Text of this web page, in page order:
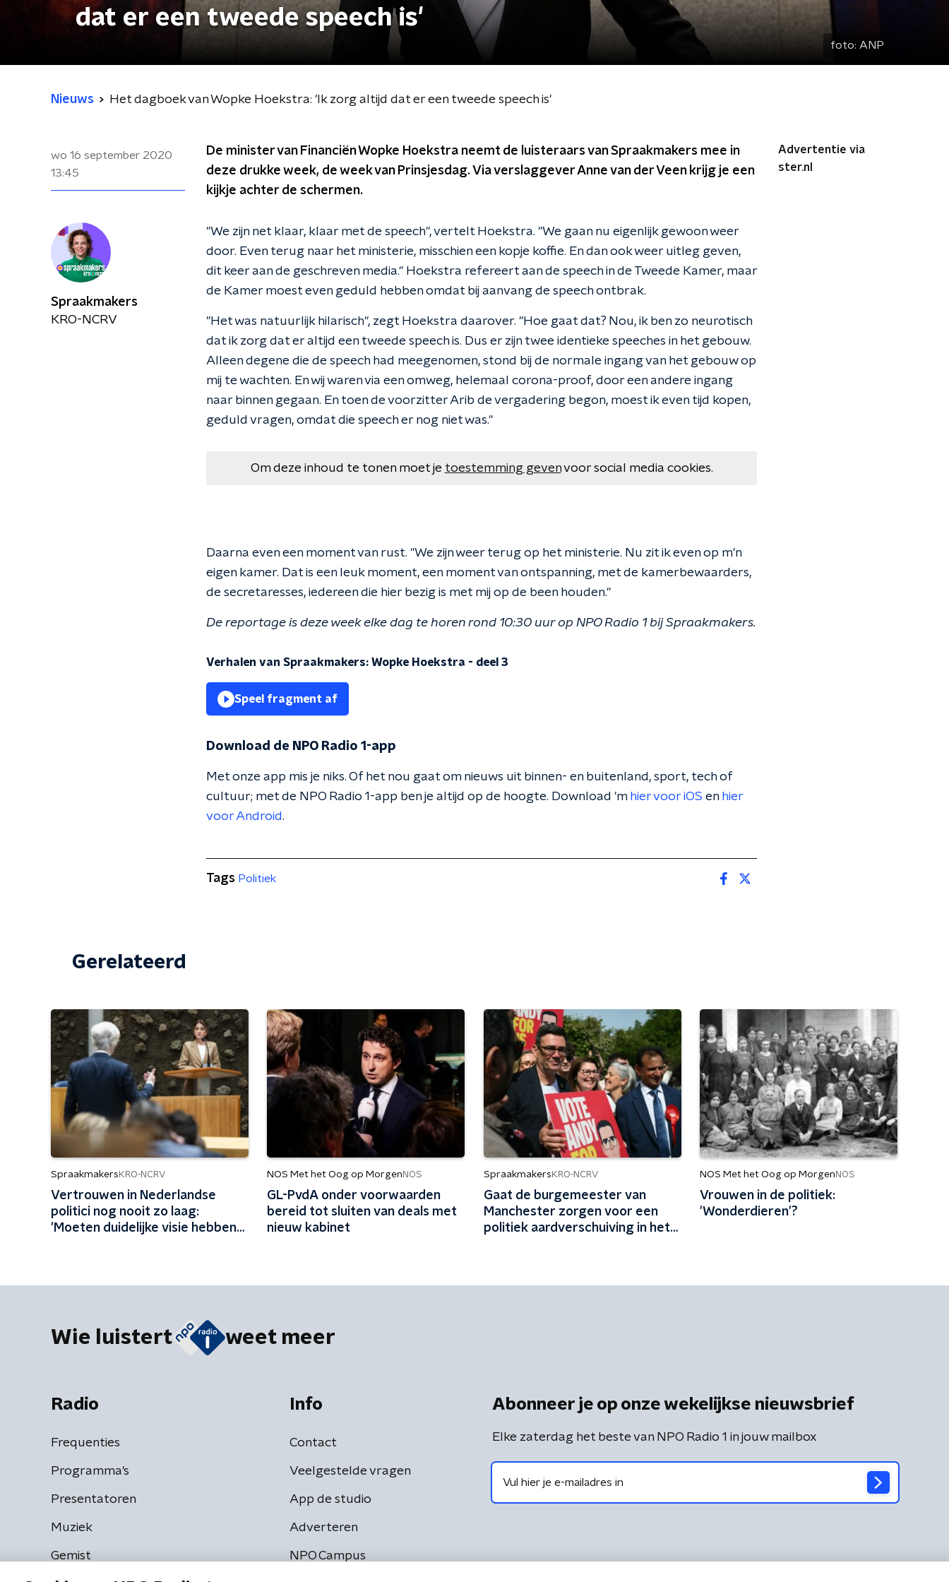
dat er een tweede speech is'
foto: ANP
Nieuws Het dagboek van Wopke Hoekstra: 'Ik zorg altijd dat er een tweede speech is'
wo 16 september 2020
13:45
De minister van Financiën Wopke Hoekstra neemt de luisteraars van Spraakmakers mee in
deze drukke week, de week van Prinsjesdag. Via verslaggever Anne van der Veen krijg je een
kijkje achter de schermen.
"We zijn net klaar, klaar met de speech", vertelt Hoekstra. "We gaan nu eigenlijk gewoon weer
door. Even terug naar het ministerie, misschien een kopje koffie. En dan ook weer uitleg geven,
dit keer aan de geschreven media." Hoekstra refereert aan de speech in de Tweede Kamer, maar
de Kamer moest even geduld hebben omdat bij aanvang de speech ontbrak.
"Het was natuurlijk hilarisch", zegt Hoekstra daarover. "Hoe gaat dat? Nou, ik ben zo neurotisch
dat ik zorg dat er altijd een tweede speech is. Dus er zijn twee identieke speeches in het gebouw.
Alleen degene die de speech had meegenomen, stond bij de normale ingang van het gebouw op
mij te wachten. En wij waren via een omweg, helemaal corona-proof, door een andere ingang
naar binnen gegaan. En toen de voorzitter Arib de vergadering begon, moest ik even tijd kopen,
geduld vragen, omdat die speech er nog niet was."
Om deze inhoud te tonen moet je toestemming gevenvoor social media cookies.
Daarna even een moment van rust. "We zijn weer terug op het ministerie. Nu zit ik even op m'n
eigen kamer. Dat is een leuk moment, een moment van ontspanning, met de kamerbewaarders,
de secretaresses, iedereen die hier bezig is met mij op de been houden."
De reportage is deze week elke dag te horen rond 10:30 uur op NPO Radio 1 bij Spraakmakers.
Verhalen van Spraakmakers: Wopke Hoekstra - deel 3
Speel fragment af
Download de NPO Radio 1-app
Met onze app mis je niks. Of het nou gaat om nieuws uit binnen- en buitenland, sport, tech of
cultuur; met de NPO Radio 1-app ben je altijd op de hoogte. Download 'm hier voor iOS en hier
voor Android.
Advertentie via
ster.nl
Spraakmakers
KRO-NCRV
Tags Politiek
Gerelateerd
Spraakmakers KRO-NCRV
Vertrouwen in Nederlandse
politici nog nooit zo laag:
'Moeten duidelijke visie hebben
NOS Met het Oog op Morgen NOS
GL-PvdA onder voorwaarden
bereid tot sluiten van deals met
nieuw kabinet
Spraakmakers KRO-NCRV
Gaat de burgemeester van
Manchester zorgen voor een
politiek aardverschuiving in het
NOS Met het Oog op Morgen NOS
Vrouwen in de politiek:
'Wonderdieren'?
Wie luistert weet meer
Radio
Frequenties
Programma's
Presentatoren
Muziek
Gemist
Info
Contact
Veelgestelde vragen
App de studio
Adverteren
NPO Campus
Abonneer je op onze wekelijkse nieuwsbrief
Elke zaterdag het beste van NPO Radio 1 in jouw mailbox